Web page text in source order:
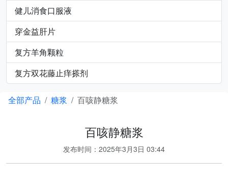
健儿消食口服液
穿金益肝片
复方羊角颗粒
复方双花藤止痒搽剂
全部产品 糖浆 百咳静糖浆
百咳静糖浆
发布时间： 2025年3月3日 03:44